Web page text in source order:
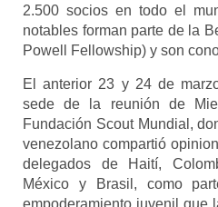
2.500 socios en todo el
notables forman parte de la
Powell
Fellowship) y son
El anterior 23 y 24 de
sede de la reunión de
Fundación Scout Mundial,
venezolano compartió
delegados de Haití,
México y
Brasil, como
empoderamiento juvenil que